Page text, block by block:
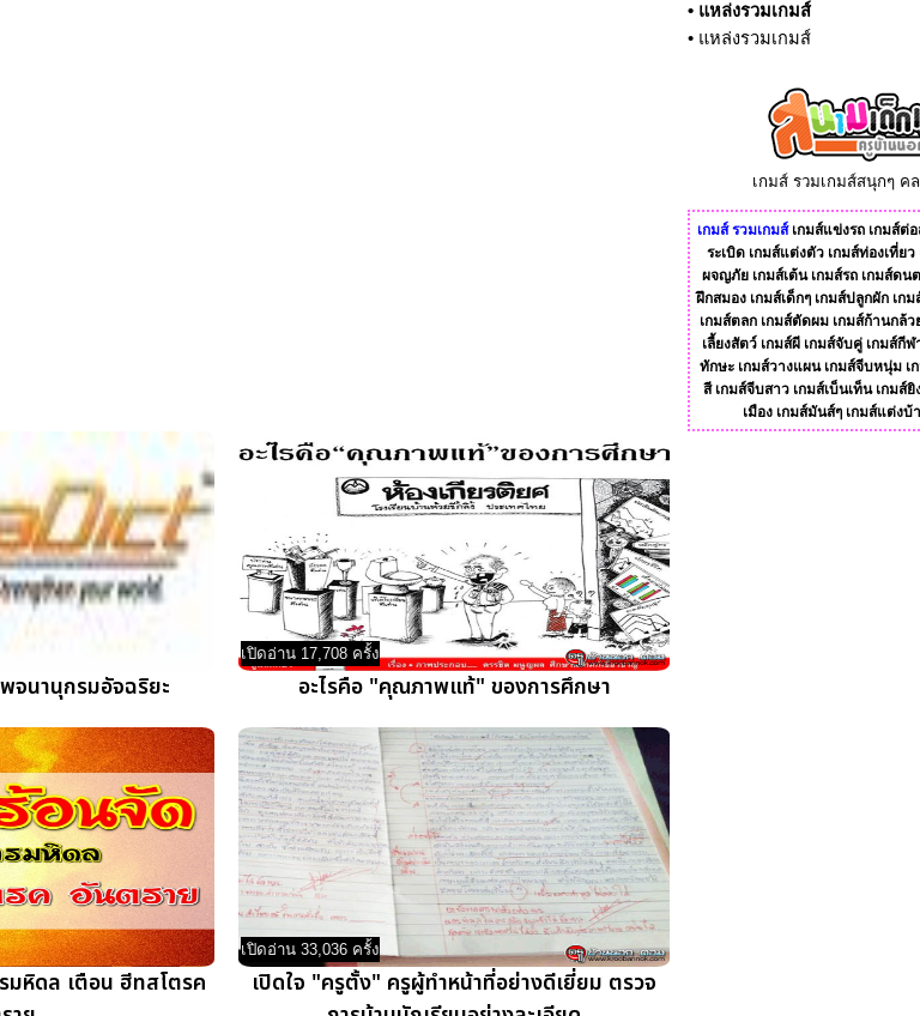
นานุกรมอัจฉริยะ
เปิดอ่าน 17,708 ครั้ง
อะไรคือ "คุณภาพแท้" ของการศึกษา
มหิดล เตือน ฮีทสโตรค
เปิดอ่าน 33,036 ครั้ง
เปิดใจ "ครูตั้ง" ครูผู้ทำหน้าที่อย่างดีเยี่ยม ตรวจ
• แหล่งรวมเกมส์
• แหล่งรวมเกมส์
เกมส์ รวมเกมส์สนุกๆ ค
เกมส์ รวมเกมส์ เกมส์แข่งรถ เกมส์ต่อ
ระเบิด เกมส์แต่งตัว เกมส์ท่องเที่ยว
ผจญภัย เกมส์เต้น เกมส์รถ เกมส์ดน
ฝึกสมอง เกมส์เด็กๆ เกมส์ปลูกผัก เก
เกมส์ตลก เกมส์ตัดผม เกมส์ก้านกล้ว
เลี้ยงสัตว์ เกมส์ผี เกมส์จับคู่ เกมส์กีฬ
ทักษะ เกมส์วางแผน เกมส์จีบหนุ่ม เ
สี เกมส์จีบสาว เกมส์เบ็นเท็น เกมส์ยิ
เมือง เกมส์มันส์ๆ เกมส์แต่งบ้